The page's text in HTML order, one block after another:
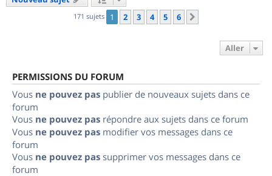
171 sujets 1 2 3 4 5 6
Aller
PERMISSIONS DU FORUM
Vous ne pouvez pas publier de nouveaux sujets dans ce
forum
Vous ne pouvez pas répondre aux sujets dans ce forum
Vous ne pouvez pas modifier vos messages dans ce
forum
Vous ne pouvez pas supprimer vos messages dans ce
forum